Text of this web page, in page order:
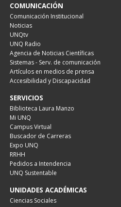
COMUNICACIÓN
Comunicación Institucional
Noticias
UNQtv
UNQ Radio
Agencia de Noticias Científicas
Sistemas - Serv. de comunicación
Artículos en medios de prensa
Accesibilidad y Discapacidad
SERVICIOS
Biblioteca Laura Manzo
Mi UNQ
Campus Virtual
Buscador de Carreras
Expo UNQ
RRHH
Pedidos a Intendencia
UNQ Sustentable
UNIDADES ACADÉMICAS
Ciencias Sociales